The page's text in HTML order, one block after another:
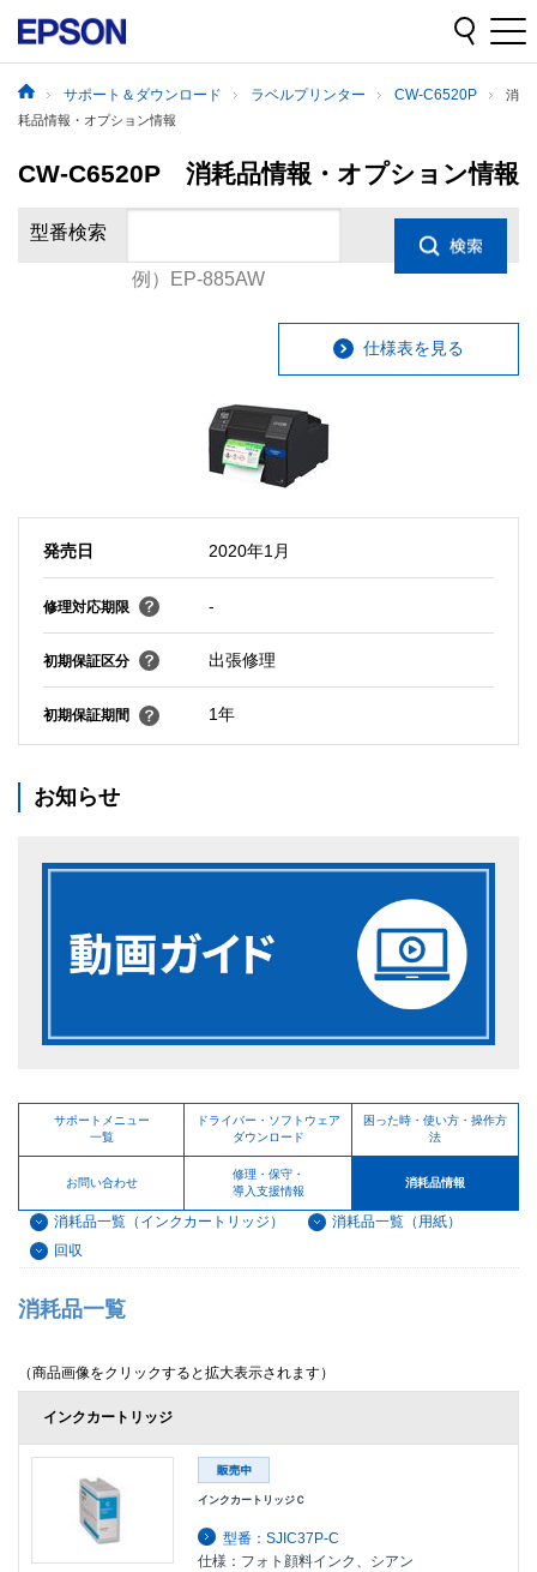
サポート＆ダウンロード ラベルプリンター CW-C6520P
消
耗品情報・オプション情報
CW-C6520P 消耗品情報・オプション情報
型番検索
例）EP-885AW
仕様表を見る
発売日 2020年1月
修理対応期限 -
初期保証区分 出張修理
初期保証期間 1年
お知らせ
サポートメニュー
一覧
ドライバー・ソフトウェア
ダウンロード
困った時・使い方・操作方
法
お問い合わせ
修理・保守・
導入支援情報
消耗品情報
消耗品一覧（インクカートリッジ）
消耗品一覧（用紙）
回収
消耗品一覧
（商品画像をクリックすると拡大表示されます）
インクカートリッジ
インクカートリッジＣ
型番：SJIC37P-C
仕様：フォト顔料インク、シアン